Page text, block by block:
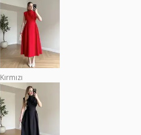
Kırmızı